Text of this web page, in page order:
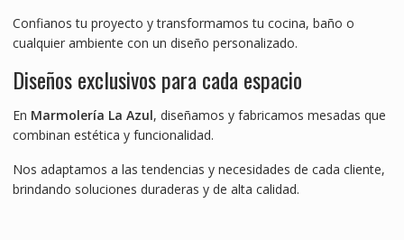
Confianos tu proyecto y transformamos tu cocina, baño o
cualquier ambiente con un diseño personalizado.
Diseños exclusivos para cada espacio
En Marmolería La Azul, diseñamos y fabricamos mesadas que
combinan estética y funcionalidad.
Nos adaptamos a las tendencias y necesidades de cada cliente,
brindando soluciones duraderas y de alta calidad.